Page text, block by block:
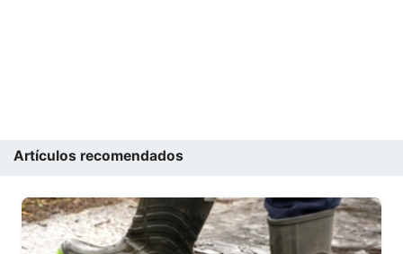
Artículos recomendados